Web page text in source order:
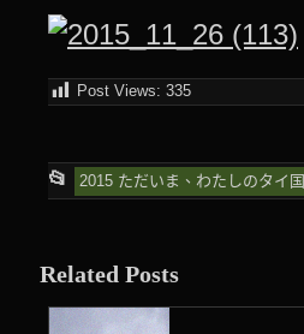
Post Views: 335
📂
This
posted
in
2015 ただいま、わたしのタイ国
Related Posts